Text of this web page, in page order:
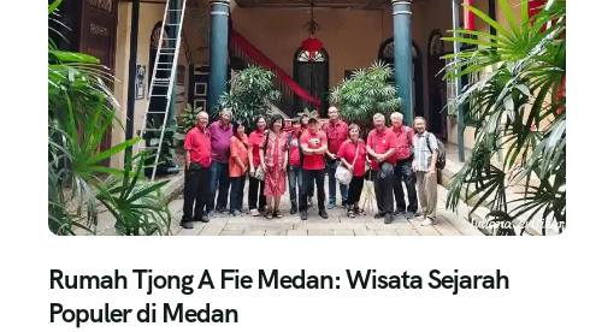
Rumah Tjong A Fie Medan: Wisata Sejarah
Populer di Medan